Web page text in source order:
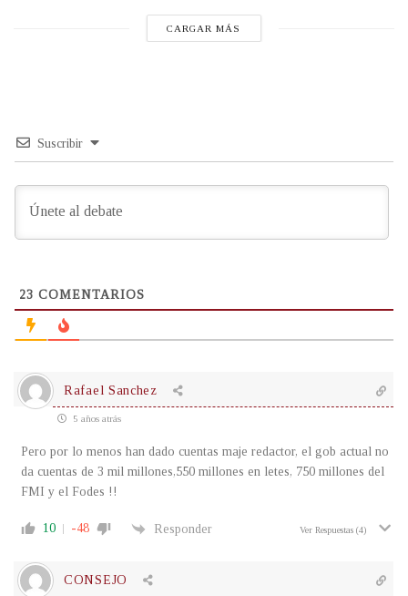
CARGAR MÁS
Suscribir
23 COMENTARIOS
Rafael Sanchez
5 años atrás
Pero por lo menos han dado cuentas maje redactor, el gob actual no
da cuentas de 3 mil millones,550 millones en letes, 750 millones del
FMI y el Fodes !!
10 -48 Responder Ver Respuestas (4)
CONSEJO